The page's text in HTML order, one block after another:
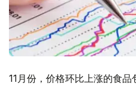
11月份，价格环比上涨的食